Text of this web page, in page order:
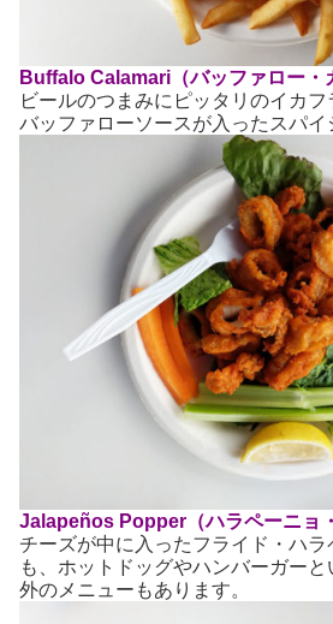
Buffalo Calamari（バッファロー・
ビールのつまみにピッタリのイカ
バッファローソースが入ったスパイ
Jalapeños Popper（ハラペーニョ
チーズが中に入ったフライド・ハラ
も、ホットドッグやハンバーガー
外のメニューもあります。